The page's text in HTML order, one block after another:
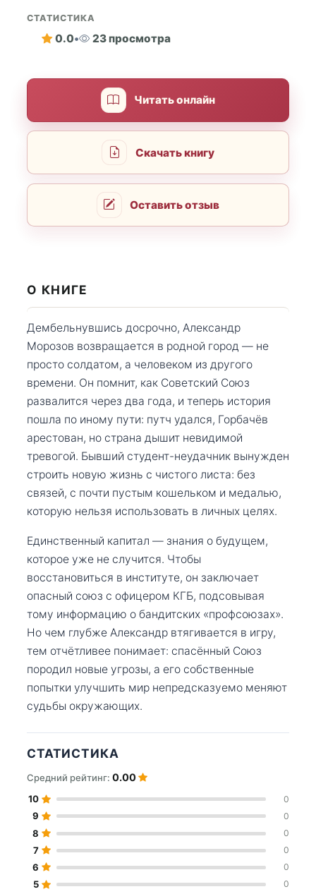
СТАТИСТИКА
0.0• 23 просмотра
Читать онлайн
Скачать книгу
Оставить отзыв
О КНИГЕ
Дембельнувшись досрочно, Александр
Морозов возвращается в родной город — не
просто солдатом, а человеком из другого
времени. Он помнит, как Советский Союз
развалится через два года, и теперь история
пошла по иному пути: путч удался, Горбачёв
арестован, но страна дышит невидимой
тревогой. Бывший студент-неудачник вынужден
строить новую жизнь с чистого листа: без
связей, с почти пустым кошельком и медалью,
которую нельзя использовать в личных целях.
Единственный капитал — знания о будущем,
которое уже не случится. Чтобы
восстановиться в институте, он заключает
опасный союз с офицером КГБ, подсовывая
тому информацию о бандитских «профсоюзах».
Но чем глубже Александр втягивается в игру,
тем отчётливее понимает: спасённый Союз
породил новые угрозы, а его собственные
попытки улучшить мир непредсказуемо меняют
судьбы окружающих.
СТАТИСТИКА
Средний рейтинг: 0.00
10 0
9 0
8 0
7 0
6 0
5 0